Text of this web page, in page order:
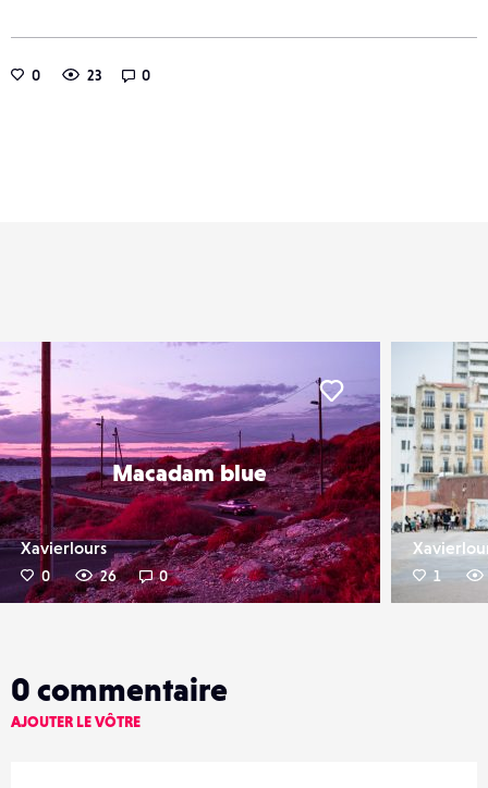
0 23 0
Macadam blue
Xavierlours
0 26 0
Liker
1
0 commentaire
AJOUTER LE VÔTRE